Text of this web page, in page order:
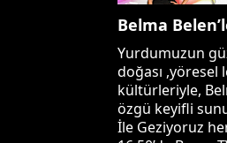
Belma
Yurdumuzun
doğası ,yöresel
kültürleriyle,
özgü keyifli
İle Geziyoruz